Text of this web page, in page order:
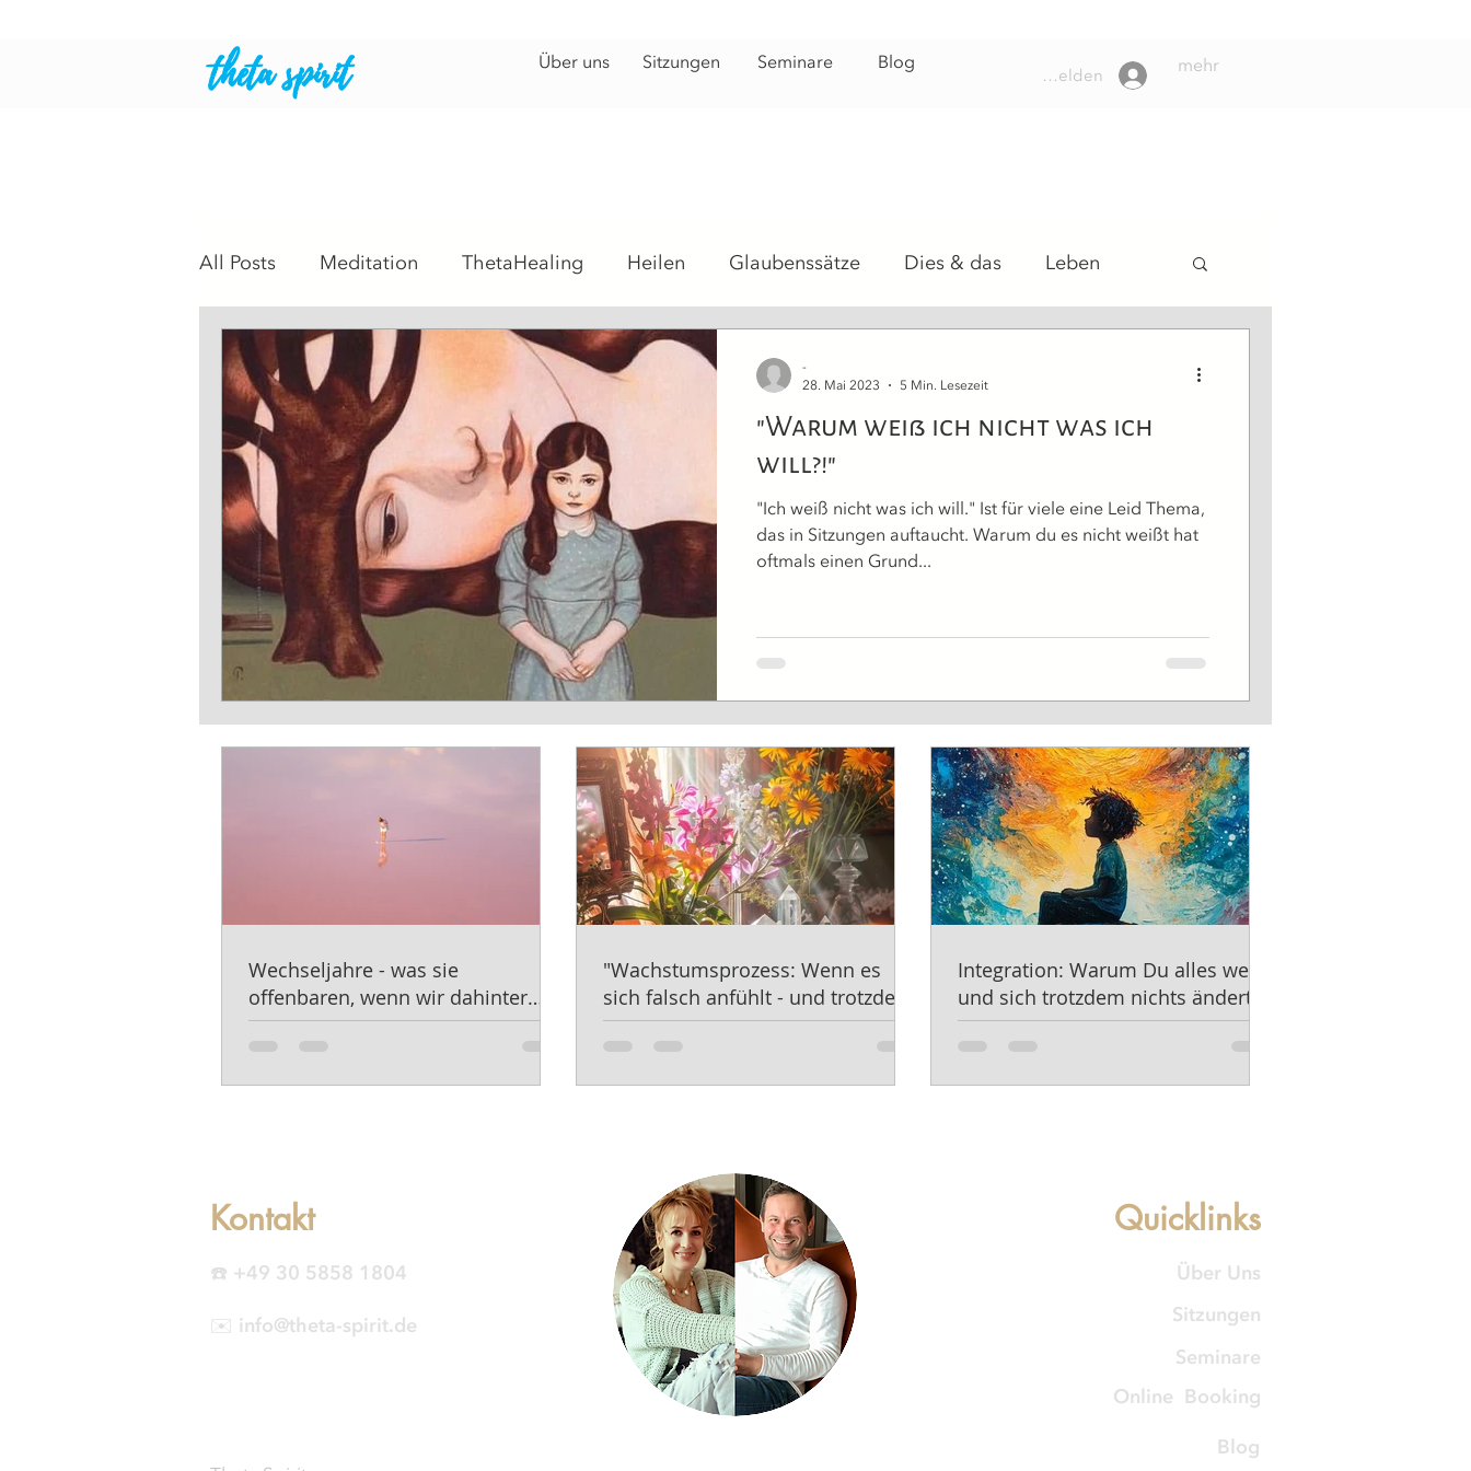
Anmelden
theta spirit Über uns Sitzungen Seminare Blog mehr
All Posts Meditation ThetaHealing Heilen Glaubenssätze Dies & das Leben
Intuitive Readings Psychosomatisch Heilsteine
"Warum weiß ich nicht was ich
will?!"
"Ich weiß nicht was ich will." Ist für viele eine Leid Thema,
das in Sitzungen auftaucht. Warum du es nicht weißt hat
oftmals einen Grund...
-
28. Mai 2023
5 Min. Lesezeit
Wechseljahre - was sie
offenbaren, wenn wir dahinter
schauen.
"Wachstumsprozess: Wenn es
sich falsch anfühlt - und trotzdem
Genau richtig ist."
Integration: Warum Du alles weißt
und sich trotzdem nichts ändert.
Kontakt
☎️ +49 30 5858 1804
✉️ info@theta-spirit.de
Quicklinks
Über Uns
Sitzungen
Seminare
Online Booking
Blog